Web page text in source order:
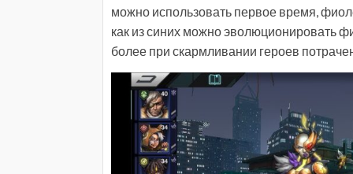
можно использовать первое время,
как из синих можно эволюционировать
более при скармливании героев